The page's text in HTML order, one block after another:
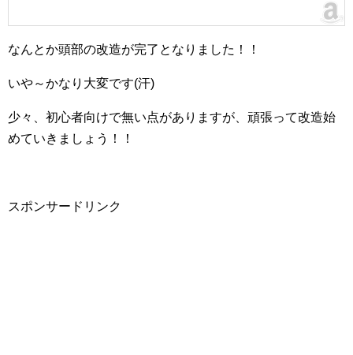
なんとか頭部の改造が完了となりました！！
いや～かなり大変です(汗)
少々、初心者向けで無い点がありますが、頑張って改造始
めていきましょう！！
スポンサードリンク